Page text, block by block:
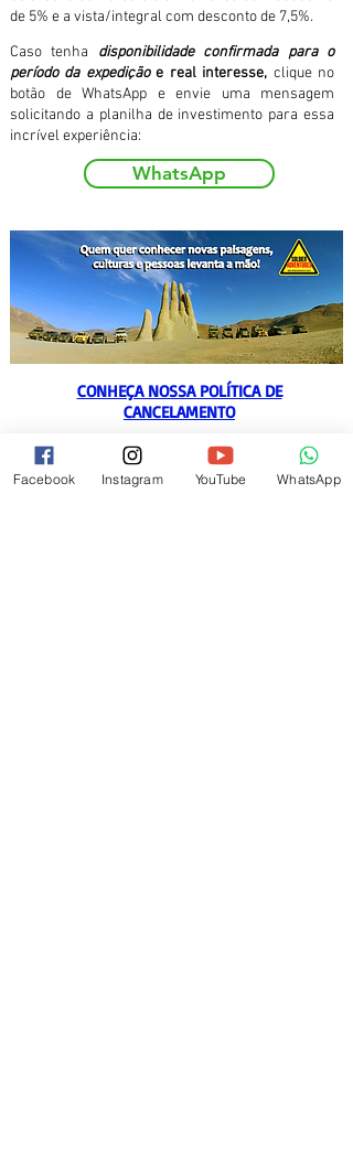
de 5% e a vista/integral com desconto de 7,5%.
Caso tenha disponibilidade confirmada para o
período da expedição e real interesse, clique no
botão de WhatsApp e envie uma mensagem
solicitando a planilha de investimento para essa
incrível experiência:
WhatsApp
CONHEÇA NOSSA POLÍTICA DE
CANCELAMENTO
falecom@soldieradventures.com.br
Facebook Instagram YouTube WhatsApp